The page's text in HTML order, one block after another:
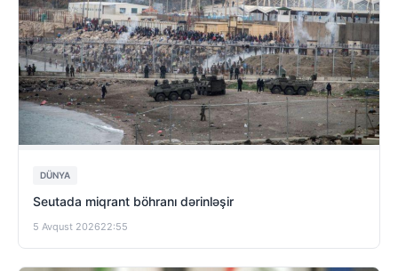
DÜNYA
Seutada miqrant böhranı dərinləşir
5 Avqust 202622:55